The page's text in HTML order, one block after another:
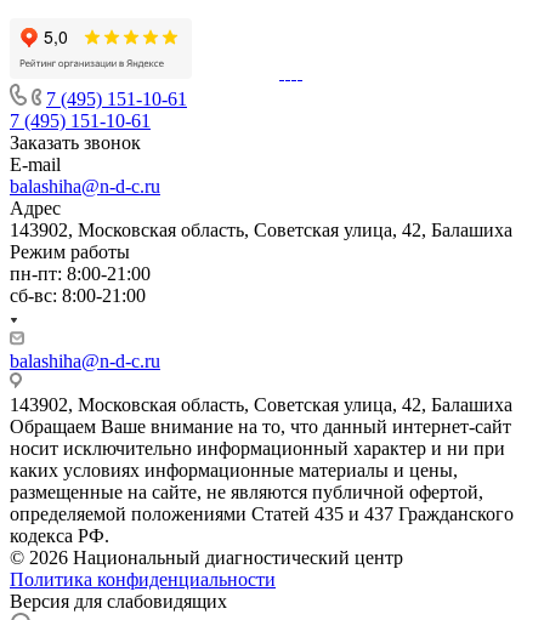
7 (495) 151-10-61
7 (495) 151-10-61
Заказать звонок
E-mail
balashiha@n-d-c.ru
Адрес
143902, Московская область, Советская улица, 42, Балашиха
Режим работы
пн-пт: 8:00-21:00
сб-вс: 8:00-21:00
balashiha@n-d-c.ru
143902, Московская область, Советская улица, 42, Балашиха
Обращаем Ваше внимание на то, что данный интернет-сайт
носит исключительно информационный характер и ни при
каких условиях информационные материалы и цены,
размещенные на сайте, не являются публичной офертой,
определяемой положениями Статей 435 и 437 Гражданского
кодекса РФ.
© 2026 Национальный диагностический центр
Политика конфиденциальности
Версия для слабовидящих